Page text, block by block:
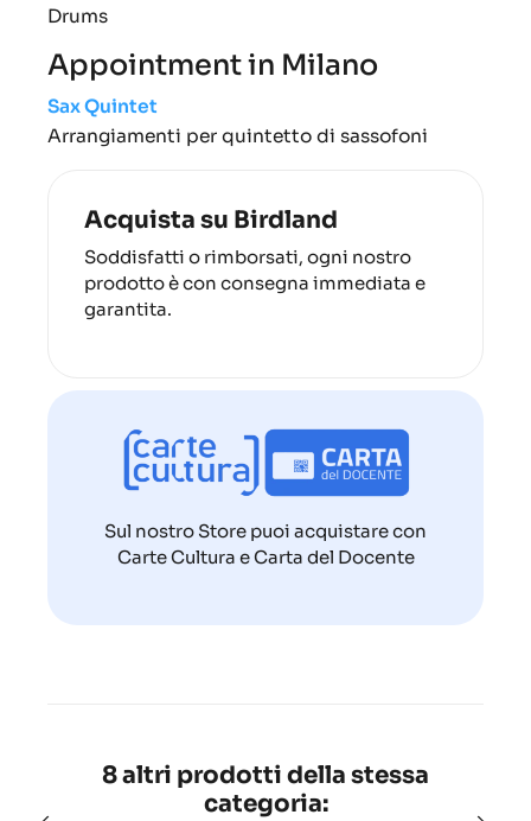
Drums
Appointment in Milano
Sax Quintet
Arrangiamenti per quintetto di sassofoni
Acquista su Birdland
Soddisfatti o rimborsati, ogni nostro
prodotto è con consegna immediata e
garantita.
Sul nostro Store puoi acquistare con
Carte Cultura e Carta del Docente
8 altri prodotti della stessa
categoria: